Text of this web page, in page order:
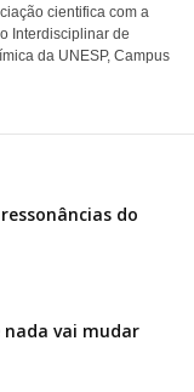
cientifica com a
Interdisciplinar de
da UNESP, Campus
do
nada vai mudar